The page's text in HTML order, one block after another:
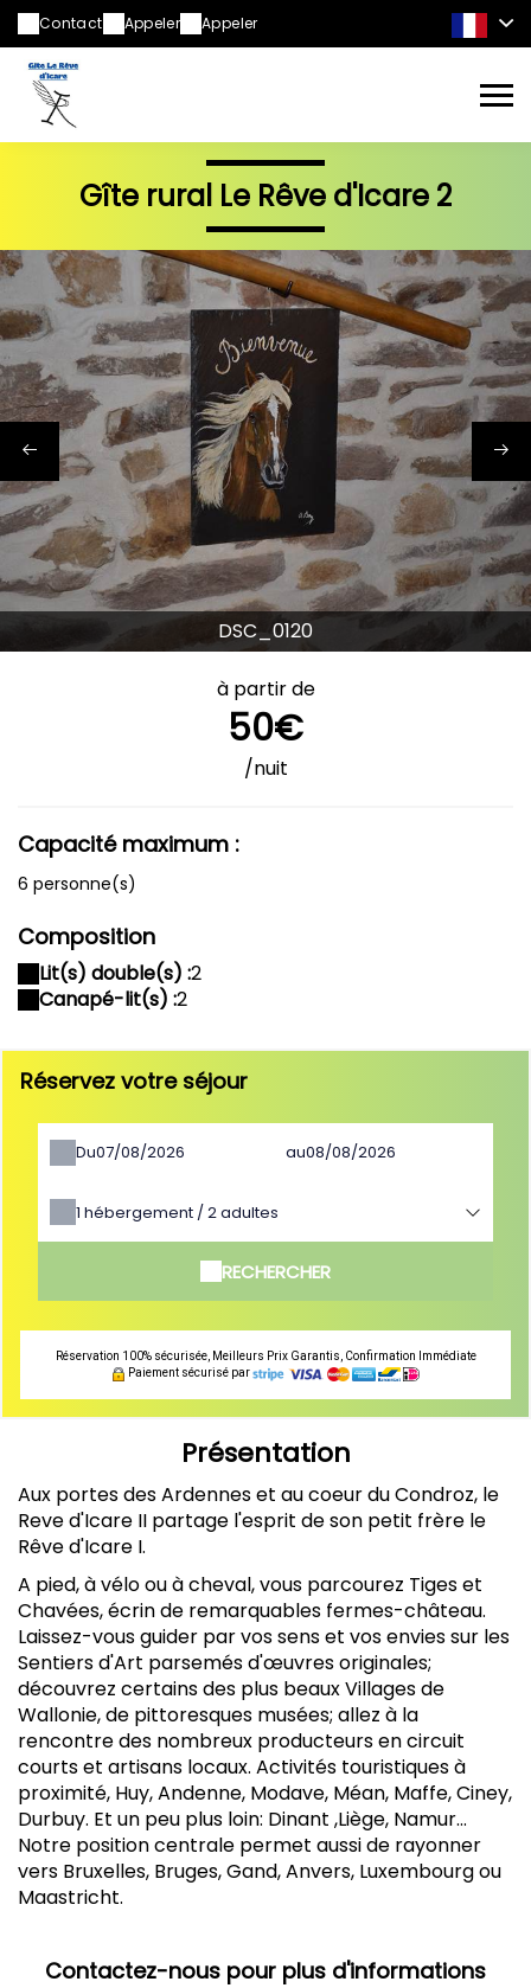
Contact Appeler Appeler
Gîte rural Le Rêve d'Icare 2
DSC_0120
à partir de
50€
/nuit
Capacité maximum :
6 personne(s)
Composition
Lit(s) double(s) :2
Canapé-lit(s) :2
Réservez votre séjour
Du au
1 hébergement /2adultes
RECHERCHER
Réservation 100% sécurisée, Meilleurs Prix Garantis, Confirmation Immédiate
Paiement sécurisé par
Présentation
Aux portes des Ardennes et au coeur du Condroz, le
Reve d'Icare II partage l'esprit de son petit frère le
Rêve d'Icare I.
A pied, à vélo ou à cheval, vous parcourez Tiges et
Chavées, écrin de remarquables fermes-château.
Laissez-vous guider par vos sens et vos envies sur les
Sentiers d'Art parsemés d'œuvres originales;
découvrez certains des plus beaux Villages de
Wallonie, de pittoresques musées; allez à la
rencontre des nombreux producteurs en circuit
courts et artisans locaux. Activités touristiques à
proximité, Huy, Andenne, Modave, Méan, Maffe, Ciney,
Durbuy. Et un peu plus loin: Dinant ,Liège, Namur...
Notre position centrale permet aussi de rayonner
vers Bruxelles, Bruges, Gand, Anvers, Luxembourg ou
Maastricht.
Contactez-nous pour plus d'informations